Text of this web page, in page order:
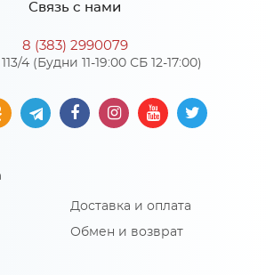
№174И Марсель
HPL, CPL
Связь с нами
8 (383) 2990079
4 (Будни 11-19:00 СБ 12-17:00)
Доставка и оплата
Обмен и возврат